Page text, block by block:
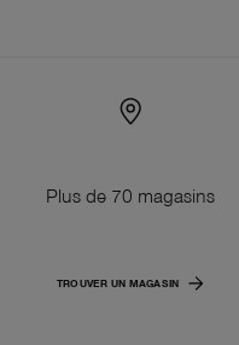
Plus de 70 magasins
TROUVER UN MAGASIN